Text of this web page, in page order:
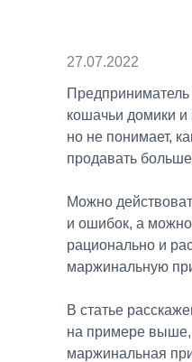
кошачьи домики
но не понимает,
продавать
Можно
и ошибок, а
рационально и
маржинальную
В статье
на примере выше,
маржинальная
27.07.2022